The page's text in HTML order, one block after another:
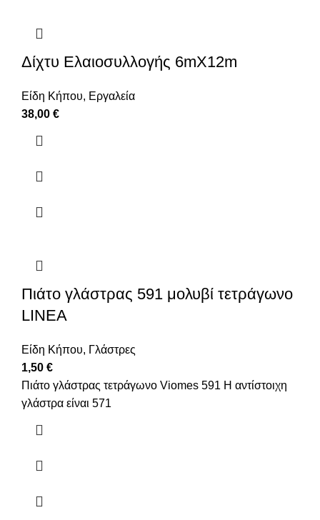
Δίχτυ Ελαιοσυλλογής 6mΧ12m
Είδη Κήπου, Εργαλεία
38,00 €
Πιάτο γλάστρας 591 μολυβί τετράγωνο
LINEA
Είδη Κήπου, Γλάστρες
1,50 €
Πιάτο γλάστρας τετράγωνο Viomes 591 Η αντίστοιχη
γλάστρα είναι 571